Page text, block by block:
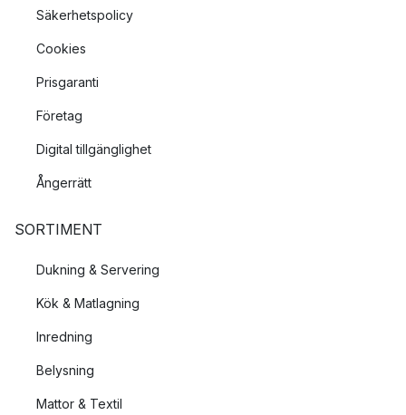
Säkerhetspolicy
Cookies
Prisgaranti
Företag
Digital tillgänglighet
Ångerrätt
SORTIMENT
Dukning & Servering
Kök & Matlagning
Inredning
Belysning
Mattor & Textil